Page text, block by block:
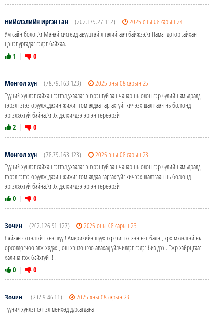
Нийслэлийн иргэн Ган (202.179.27.112)
2025 оны 08 сарын 24
Ум сайн болог.\nМанай системд авууштай л талийгаач байжээ.\nНамаг дотор сайхан
цэцэг ургадаг гэдэг байхаа.
1 | 0
Монгол хүн (78.79.163.123)
2025 оны 08 сарын 25
Түүний хүнлэг сайхан сэтгэл,ухаалаг энэрэнгүй зан чанар нь олон гэр бүлийн амьдралд
гэрэл гэгээ оруулж,дахин жижиг том алдаа гаргахгүйг хичээх шалтгаан нь болсонд
эргэлзэхгүй байна.\nЭх дэлхийдээ эргэн төрөөрэй
2 | 0
Монгол хүн (78.79.163.123)
2025 оны 08 сарын 23
Түүний хүнлэг сайхан сэтгэл,ухаалаг энэрэнгүй зан чанар нь олон гэр бүлийн амьдралд
гэрэл гэгээ оруулж,дахин жижиг том алдаа гаргахгүйг хичээх шалтгаан нь болсонд
эргэлзэхгүй байна.\nЭх дэлхийдээ эргэн төрөөрэй
0 | 0
Зочин (202.126.91.127)
2025 оны 08 сарын 23
Сайхан сэтгэлтэй гэнэ шүү ! Америкийн шүүх тэр чигтээ хэн нэг баян , эрх мэдэлтэй нь
өрсөлдөгчөө алж хядах , өш хонзонгоо авахад үйлчилдэг гэдэг биз дээ . Тжр хайрцгаас
халина гэж байхгүй !!!!
0 | 0
Зочин (202.9.46.11)
2025 оны 08 сарын 23
Түүний хүнлэг сэтгэл мөнхөд дурсагдана